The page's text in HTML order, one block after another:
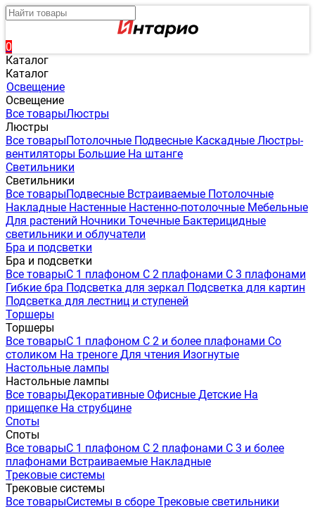
0
Каталог
Каталог
Освещение
Освещение
Все товарыЛюстры
Люстры
Все товарыПотолочные Подвесные Каскадные Люстры-
вентиляторы Большие На штанге
Светильники
Светильники
Все товарыПодвесные Встраиваемые Потолочные
Накладные Настенные Настенно-потолочные Мебельные
Для растений Ночники Точечные Бактерицидные
светильники и облучатели
Бра и подсветки
Бра и подсветки
Все товарыС 1 плафоном С 2 плафонами С 3 плафонами
Гибкие бра Подсветка для зеркал Подсветка для картин
Подсветка для лестниц и ступеней
Торшеры
Торшеры
Все товарыС 1 плафоном С 2 и более плафонами Со
столиком На треноге Для чтения Изогнутые
Настольные лампы
Настольные лампы
Все товарыДекоративные Офисные Детские На
прищепке На струбцине
Споты
Споты
Все товарыС 1 плафоном С 2 плафонами С 3 и более
плафонами Встраиваемые Накладные
Трековые системы
Трековые системы
Все товарыСистемы в сборе Трековые светильники